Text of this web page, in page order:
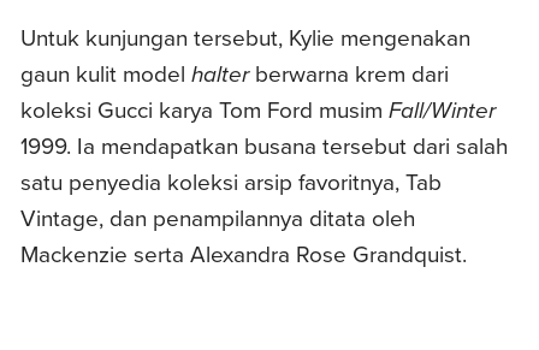
Untuk kunjungan tersebut, Kylie mengenakan
gaun kulit modelhalterberwarna krem ​​dari
koleksi Gucci karya Tom Ford musimFall/Winter
1999. Ia mendapatkan busana tersebut dari salah
satu penyedia koleksi arsip favoritnya, Tab
Vintage, dan penampilannya ditata oleh
Mackenzie serta Alexandra Rose Grandquist.